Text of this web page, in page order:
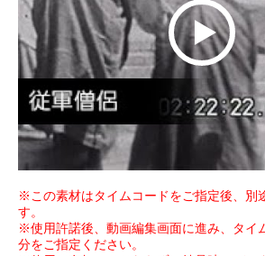
※この素材はタイムコードをご指定後、別
す。
※使用許諾後、動画編集画面に進み、タイ
分をご指定ください。